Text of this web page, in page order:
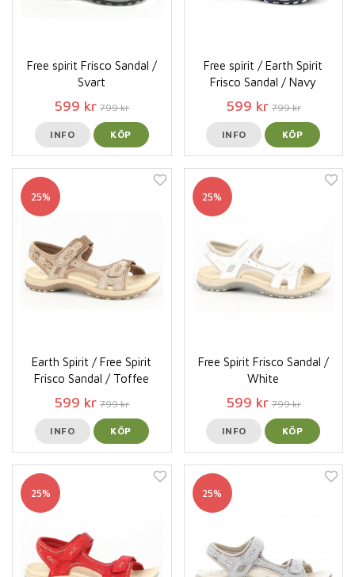
Free spirit Frisco Sandal /
Svart
599 kr 799 kr
INFO KÖP
Free spirit / Earth Spirit
Frisco Sandal / Navy
599 kr 799 kr
INFO KÖP
25%
Earth Spirit / Free Spirit
Frisco Sandal / Toffee
599 kr 799 kr
INFO KÖP
25%
Free Spirit Frisco Sandal /
White
599 kr 799 kr
INFO KÖP
25% 25%